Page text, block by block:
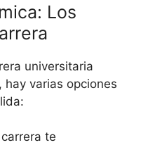
Los
universitaria
varias opciones
te